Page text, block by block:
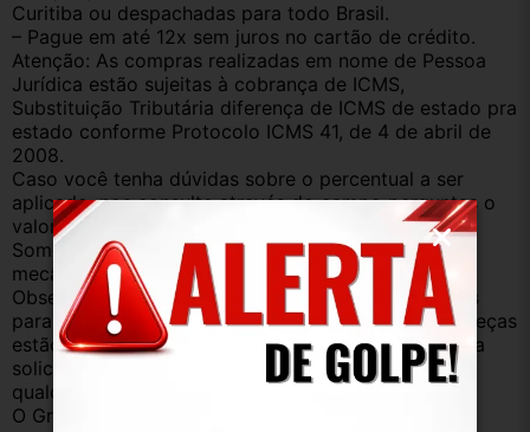
Curitiba ou despachadas para todo Brasil.
– Pague em até 12x sem juros no cartão de crédito.
Atenção: As compras realizadas em nome de Pessoa
Jurídica estão sujeitas à cobrança de ICMS,
Substituição Tributária diferença de ICMS de estado pra
estado conforme Protocolo ICMS 41, de 4 de abril de
2008.
Caso você tenha dúvidas sobre o percentual a ser
aplicado, nos consulte através do campo perguntas o
valor que será acrescentado.
Somos uma empresa com amplo estoque de peças
mecânica, lataria, acessórios, entre outros.
Observação: Considerando que recebemos veículos
para retirada de peças diariamente, nem todas as peças
estão anunciadas, desta forma, fique à vontade para
solicitar qualquer peça, de qualquer veículo, em
qualquer um de nossos anúncios.
O Grupo Br Truck Peças está há 25 anos